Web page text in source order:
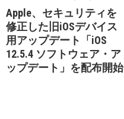
Apple、セキュリティを
修正した旧iOSデバイス
用アップデート「iOS
12.5.4 ソフトウェア・ア
ップデート」を配布開始